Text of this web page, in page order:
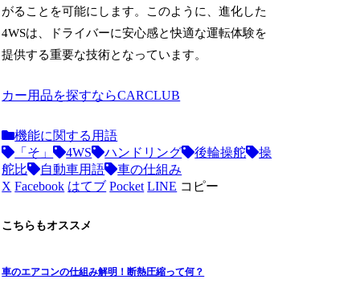
がることを可能にします。このように、進化した
4WSは、ドライバーに安心感と快適な運転体験を
提供する重要な技術となっています。
カー用品を探すならCARCLUB
機能に関する用語
「そ」
4WS ハンドリング 後輪操舵
操
舵比
自動車用語
車の仕組み
X Facebook はてブ Pocket LINE コピー
こちらもオススメ
車のエアコンの仕組み解明！断熱圧縮って何？